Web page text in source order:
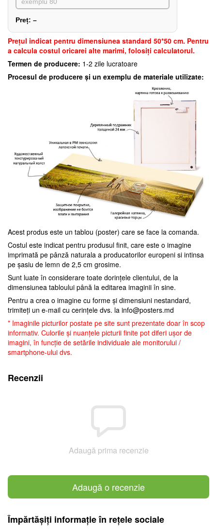
Preț: –
Preţul indicat pentru dimensiunea standard 50*50 cm. Pentru
a calcula costul oricarei alte marimi, folosiți calculatorul.
Termen de producere: 1-2 zile lucratoare
Procesul de producere și un exemplu de materiale utilizate:
Acest produs este un tablou (poster) care se face la comanda.
Costul este indicat pentru produsul finit, care este o imagine
imprimată pe pânză naturala a producatorilor europeni si intinsa
pe șasiu de lemn de 2,5 cm grosime.
Sunt luate în considerare toate dorințele clientului, de la
dimensiunea tabloului până la editarea imaginii în sine.
Pentru a crea o imagine cu forme și dimensiuni nestandard,
trimiteți un e-mail cu cerințele dvs. la info@posters.md
* Imaginile picturilor postate pe site sunt prezentate doar în scop
informativ. Culorile și nuanțele picturii finite pot diferi ușor de
imagini, în funcție de setările individuale ale monitorului /
smartphone-ului dvs.
Recenzii
Adaugă prima recenzie
Adaugă o recenzie
Împărtășiți informație în rețele sociale